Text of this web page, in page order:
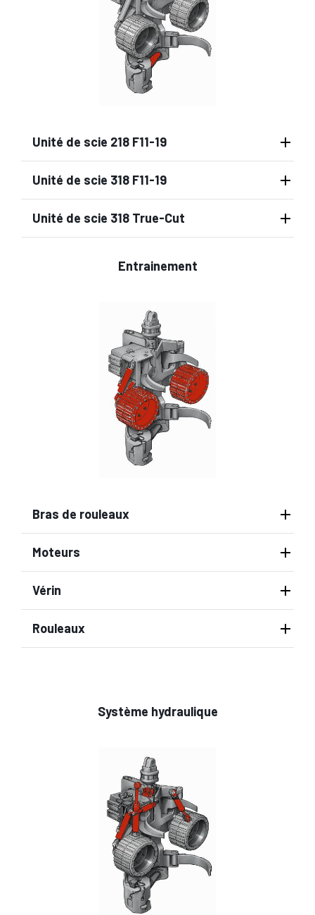
Unité de scie 218 F11-19
Unité de scie 318 F11-19
Unité de scie 318 True-Cut
Entrainement
Bras de rouleaux
Moteurs
Vérin
Rouleaux
Système hydraulique